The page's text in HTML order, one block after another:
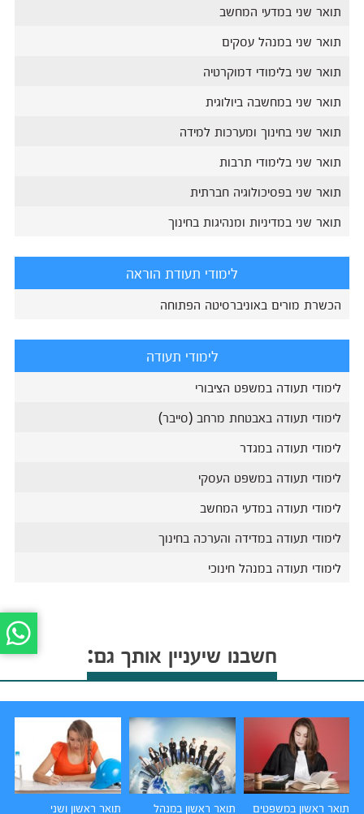
תואר שני במדעי המחשב
תואר שני במנהל עסקים
תואר שני בלימודי דמוקרטיה
תואר שני במחשבה ביולוגית
תואר שני בחינוך ומערכות למידה
תואר שני בלימודי תרבות
תואר שני בפסיכולוגיה חברתית
תואר שני במדיניות ומנהיגות בחינוך
לימודי תעודת הוראה
הכשרת מורים באוניברסיטה הפתוחה
לימודי תעודה
לימודי תעודה במשפט הציבורי
לימודי תעודה באבטחת מרחב (סייבר)
לימודי תעודה במגדר
לימודי תעודה במשפט העסקי
לימודי תעודה במדעי המחשב
לימודי תעודה במדידה והערכה בחינוך
לימודי תעודה במנהל חינוכי
חשבנו שיעניין אותך גם:
תואר ראשון במשפטים תואר ראשון במנהל תואר ראשון ושני